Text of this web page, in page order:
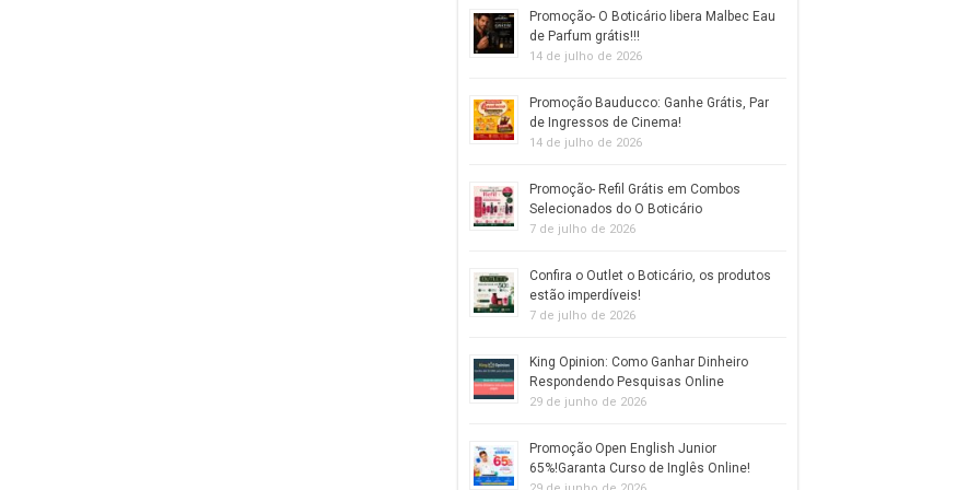
Promoção- O Boticário libera Malbec Eau
de Parfum grátis!!!
14 de julho de 2026
Promoção Bauducco: Ganhe Grátis, Par
de Ingressos de Cinema!
14 de julho de 2026
Promoção- Refil Grátis em Combos
Selecionados do O Boticário
7 de julho de 2026
Confira o Outlet o Boticário, os produtos
estão imperdíveis!
7 de julho de 2026
King Opinion: Como Ganhar Dinheiro
Respondendo Pesquisas Online
29 de junho de 2026
Promoção Open English Junior
65%!Garanta Curso de Inglês Online!